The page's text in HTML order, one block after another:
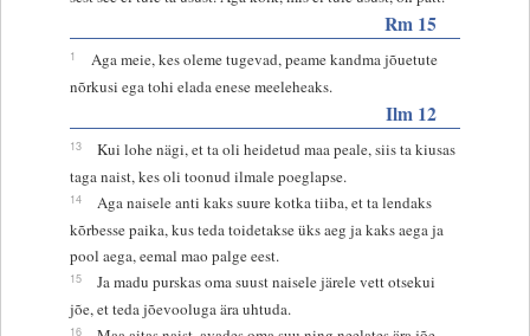
Rm 15
1
Aga meie, kes oleme tugevad, peame kandma jõuetute
nõrkusi ega tohi elada enese meeleheaks.
Ilm 12
13
Kui lohe nägi, et ta oli heidetud maa peale, siis ta kiusas
taga naist, kes oli toonud ilmale poeglapse.
14
Aga naisele anti kaks suure kotka tiiba, et ta lendaks
kõrbesse paika, kus teda toidetakse üks aeg ja kaks aega ja
pool aega, eemal mao palge eest.
15
Ja madu purskas oma suust naisele järele vett otsekui
jõe, et teda jõevooluga ära uhtuda.
16